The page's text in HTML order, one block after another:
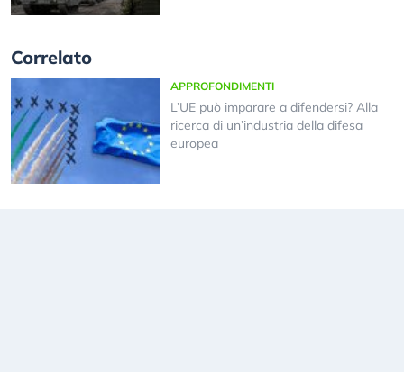
Correlato
APPROFONDIMENTI
L’UE può imparare a difendersi? Alla
ricerca di un’industria della difesa
europea